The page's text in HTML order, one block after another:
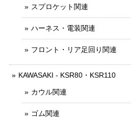
スプロケット関連
ハーネス・電装関連
フロント・リア足回り関連
KAWASAKI - KSR80・KSR110
カウル関連
ゴム関連